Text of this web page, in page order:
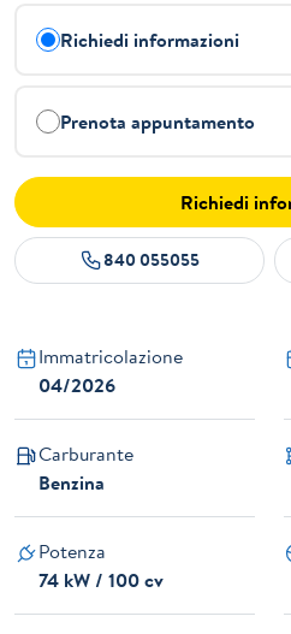
Richiedi informazioni
Prenota appuntamento
Richiedi
840 055055
Immatricolazione
04/2026
Carburante
Benzina
Potenza
74 kW / 100 cv